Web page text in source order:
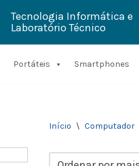
Tecnologia Informática e
Laboratório Técnico
Portáteis Smartphones
Início \ Computador